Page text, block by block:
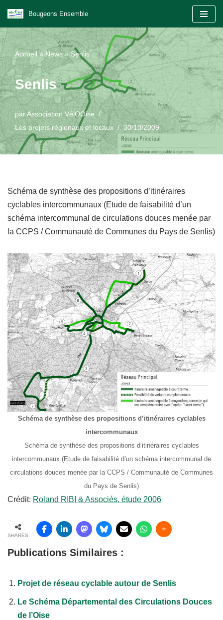
Aller
contenu
Bougeons Ensemble
Accueil» News» Senlis
Senlis
parAssociation VélOOise
Les projets régionaux et locaux
30/10/2009
Schéma de synthèse des propositions d’itinéraires
cyclables intercommunaux (Etude de faisabilité d’un
schéma intercommunal de circulations douces menée par
la CCPS / Communauté de Communes du Pays de Senlis)
Schéma de synthèse des propositions d’itinéraires cyclables
intercommunaux
Schéma de synthèse des propositions d’itinéraires cyclables
intercommunaux (Etude de faisabilité d’un schéma intercommunal de
circulations douces menée par la CCPS / Communauté de Communes
du Pays de Senlis)
Crédit: Roland RIBI & Associés, étude 2006
SHARES
Publications Similaires :
Projet de réseau cyclable autour de Senlis
Le Schéma Départemental des Circulations Douces
de l’Oise